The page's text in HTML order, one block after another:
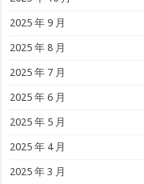
2025 年 9 月
2025 年 8 月
2025 年 7 月
2025 年 6 月
2025 年 5 月
2025 年 4 月
2025 年 3 月